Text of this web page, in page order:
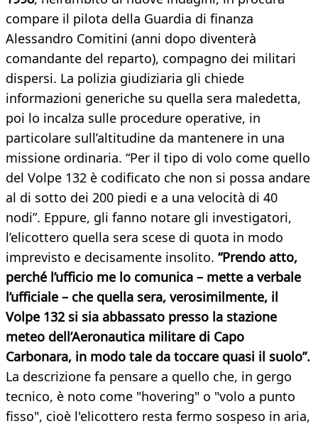
compare il pilota della Guardia di finanza
Alessandro Comitini (anni dopo diventerà
comandante del reparto), compagno dei militari
dispersi. La polizia giudiziaria gli chiede
informazioni generiche su quella sera maledetta,
poi lo incalza sulle procedure operative, in
particolare sull’altitudine da mantenere in una
missione ordinaria. “Per il tipo di volo come quello
del Volpe 132 è codificato che non si possa andare
al di sotto dei 200 piedi e a una velocità di 40
nodi”. Eppure, gli fanno notare gli investigatori,
l’elicottero quella sera scese di quota in modo
imprevisto e decisamente insolito. “Prendo atto,
perché l’ufficio me lo comunica – mette a verbale
l’ufficiale – che quella sera, verosimilmente, il
Volpe 132 si sia abbassato presso la stazione
meteo dell’Aeronautica militare di Capo
Carbonara, in modo tale da toccare quasi il suolo”.
La descrizione fa pensare a quello che, in gergo
tecnico, è noto come "hovering" o "volo a punto
fisso", cioè l'elicottero resta fermo sospeso in aria,